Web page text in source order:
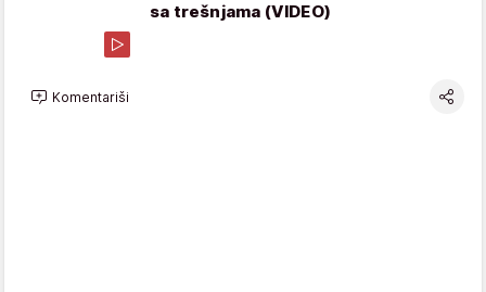
sa trešnjama (VIDEO)
Komentariši